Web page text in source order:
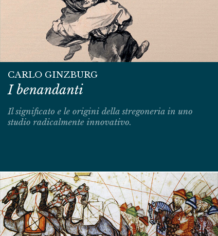
CARLO GINZBURG
I benandanti
Il significato e le origini della stregoneria in uno
studio radicalmente innovativo.